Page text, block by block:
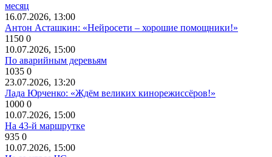
месяц
16.07.2026, 13:00
Антон Асташкин: «Нейросети – хорошие помощники!»
1150 0
10.07.2026, 15:00
По аварийным деревьям
1035 0
23.07.2026, 13:20
Лада Юрченко: «Ждём великих кинорежиссёров!»
1000 0
10.07.2026, 15:00
На 43-й маршрутке
935 0
10.07.2026, 15:00